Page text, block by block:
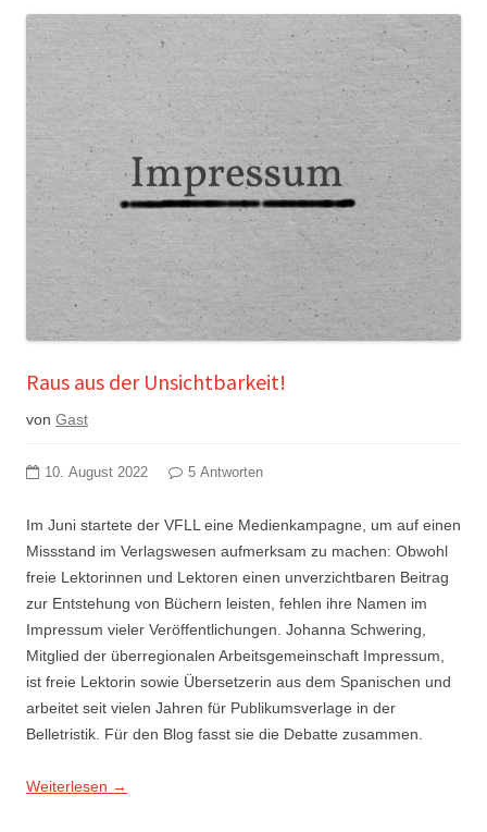
Raus aus der Unsichtbarkeit!
von Gast
10. August 2022 5 Antworten
Im Juni startete der VFLL eine Medienkampagne, um auf einen
Missstand im Verlagswesen aufmerksam zu machen: Obwohl
freie Lektorinnen und Lektoren einen unverzichtbaren Beitrag
zur Entstehung von Büchern leisten, fehlen ihre Namen im
Impressum vieler Veröffentlichungen. Johanna Schwering,
Mitglied der überregionalen Arbeitsgemeinschaft Impressum,
ist freie Lektorin sowie Übersetzerin aus dem Spanischen und
arbeitet seit vielen Jahren für Publikumsverlage in der
Belletristik. Für den Blog fasst sie die Debatte zusammen.
Weiterlesen →